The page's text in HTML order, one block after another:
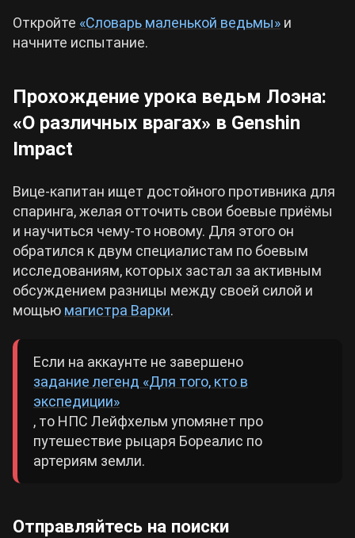
Откройте «Словарь маленькой ведьмы» и
начните испытание.
Прохождение урока ведьм Лоэна:
«О различных врагах» в Genshin
Impact
Вице-капитан ищет достойного противника для
спаринга, желая отточить свои боевые приёмы
и научиться чему-то новому. Для этого он
обратился к двум специалистам по боевым
исследованиям, которых застал за активным
обсуждением разницы между своей силой и
мощью магистра Варки.
Если на аккаунте не завершено
задание легенд «Для того, кто в
экспедиции»
, то НПС Лейфхельм упомянет про
путешествие рыцаря Бореалис по
артериям земли.
Отправляйтесь на поиски